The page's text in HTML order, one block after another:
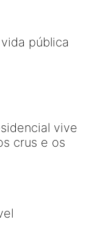
pública
vive
crus e os